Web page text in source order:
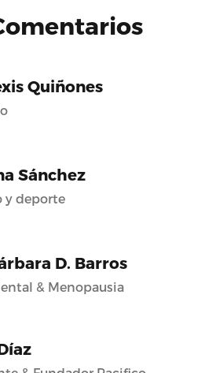
Quiñones
Sánchez
y deporte
D. Barros
& Menopausia